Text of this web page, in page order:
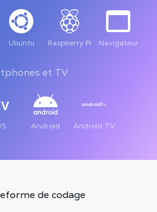
Ubuntu Raspberry Pi Navigateur
et TV
Android Android TV
de codage